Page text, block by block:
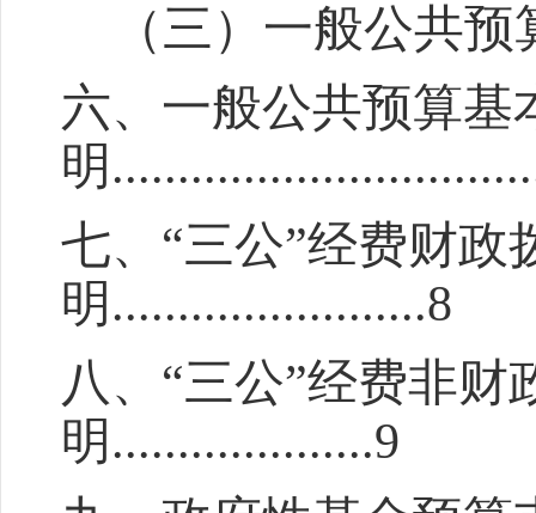
（三）一般公共
六、一般公共预算基
明
七、 “三公”经费财政
明........................8
八 、 “三公”经费非财
明....................9